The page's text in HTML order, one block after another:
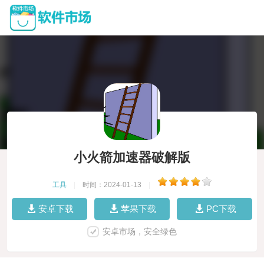
小火箭加速器破解版
工具 时间：2024-01-13
安卓下载 苹果下载 PC下载
安卓市场，安全绿色